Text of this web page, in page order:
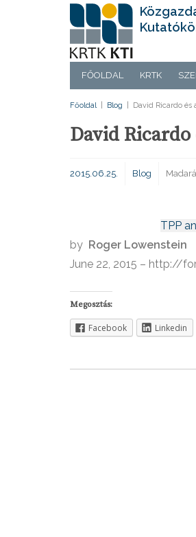
FŐOLDAL KRTK
Főoldal Blog David Ricardo és
David Ricardo
2015.06.25. Blog
TPP
by Roger Lowenstein
June 22, 2015 – http://
Megosztás:
Facebook Linkedin